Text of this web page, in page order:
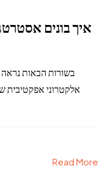
איך בונים
בשורות הבאות נראה
אלקטרוני אפקטיבית
Read More